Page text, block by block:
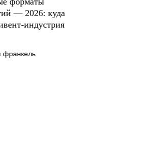
— 2026: куда
индустрия